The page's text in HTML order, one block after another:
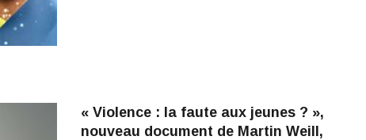
« Violence : la faute aux jeunes ? »,
nouveau document de Martin Weill,